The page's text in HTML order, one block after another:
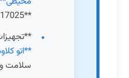
**ISO 17025** صورت پذیرد.
**اتو
سلامت و